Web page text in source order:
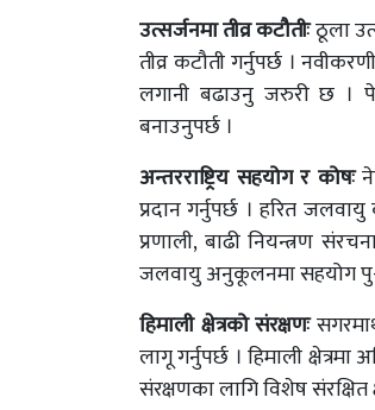
उत्सर्जनमा तीव्र कटौतीःठूला
तीव्र कटौती गर्नुपर्छ ।
लगानी बढाउनु जरुरी छ ।
बनाउनुपर्छ ।
अन्तरराष्ट्रिय सहयोग र कोषः
प्रदान गर्नुपर्छ । हरित
प्रणाली, बाढी नियन्त्रण
जलवायु अनुकूलनमा सहयोग
हिमाली क्षेत्रको संरक्षणः
लागू गर्नुपर्छ । हिमाली
संरक्षणका लागि विशेष संरक्षित